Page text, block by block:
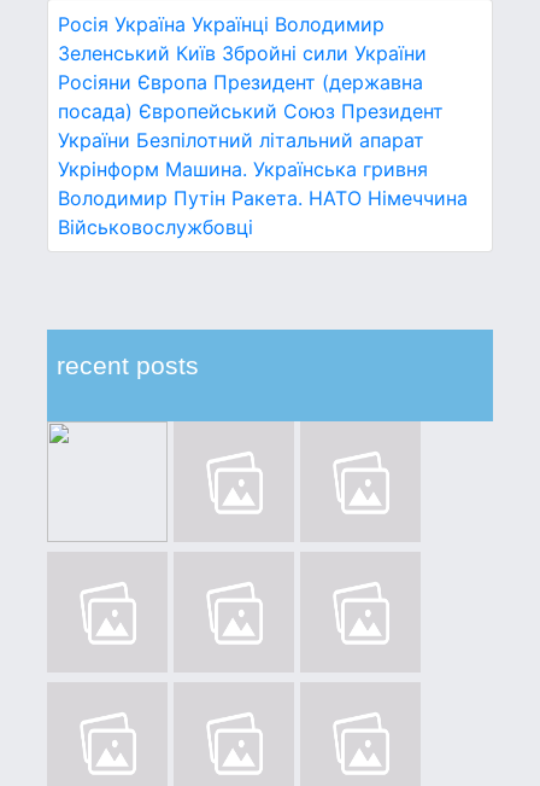
Росія Україна Українці Володимир
Зеленський Київ Збройні сили України
Росіяни Європа Президент (державна
посада) Європейський Союз Президент
України Безпілотний літальний апарат
Укрінформ Машина. Українська гривня
Володимир Путін Ракета. НАТО Німеччина
Військовослужбовці
recent posts